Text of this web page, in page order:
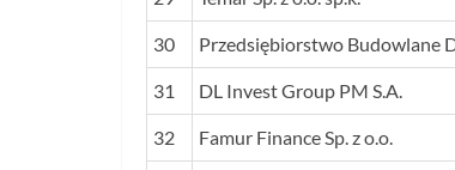
30 Przedsiębiorstwo Budowlane
31 DL Invest Group PM S.A.
32 Famur Finance Sp. z o.o.